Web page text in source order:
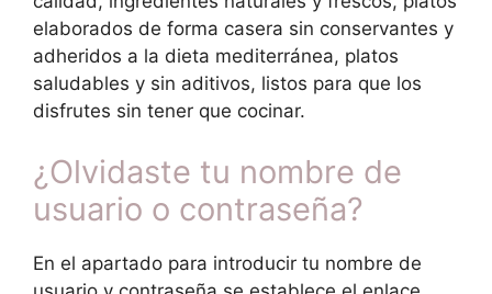
elaborados de forma casera sin conservantes y
adheridos a la dieta mediterránea, platos
saludables y sin aditivos, listos para que los
disfrutes sin tener que cocinar.
¿Olvidaste tu nombre de
usuario o contraseña?
En el apartado para introducir tu nombre de